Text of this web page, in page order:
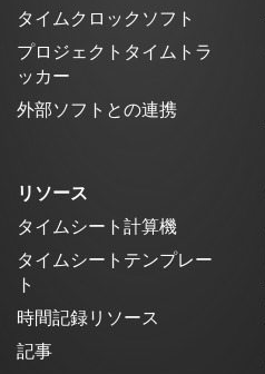
タイムクロックソフト
プロジェクトタイムトラ
ッカー
外部ソフトとの連携
リソース
タイムシート計算機
タイムシートテンプレー
ト
時間記録リソース
記事